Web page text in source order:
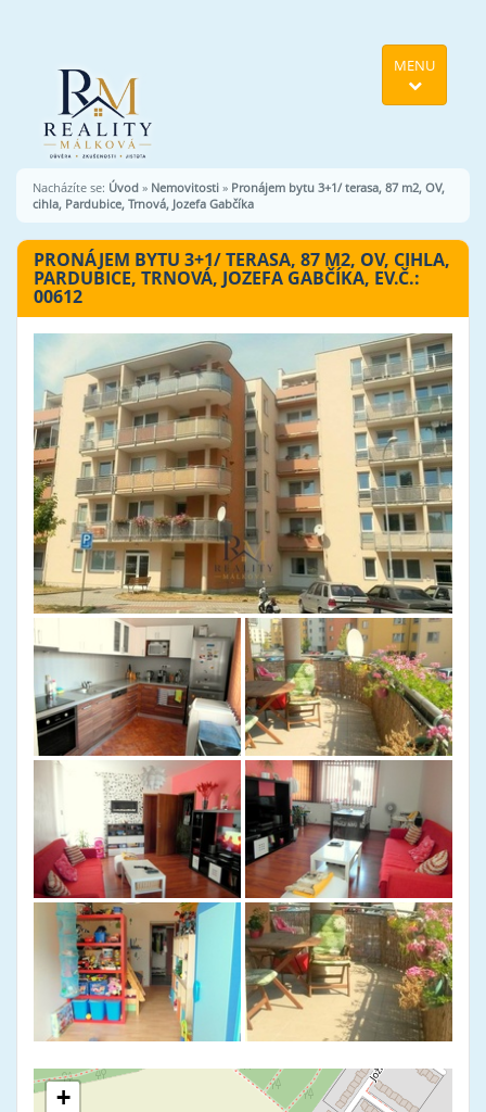
MENU
Nacházíte se: Úvod » Nemovitosti » Pronájem bytu 3+1/ terasa, 87 m2, OV,
cihla, Pardubice, Trnová, Jozefa Gabčíka
PRONÁJEM BYTU 3+1/ TERASA, 87 M2, OV, CIHLA,
PARDUBICE, TRNOVÁ, JOZEFA GABČÍKA, EV.Č.:
00612
+